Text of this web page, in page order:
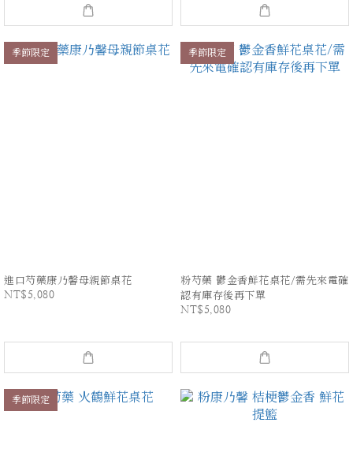
季節限定
進口芍藥康乃馨母親節桌花
NT$5,080
季節限定
粉芍藥 鬱金香鮮花桌花/需先來電確
認有庫存後再下單
NT$5,080
季節限定